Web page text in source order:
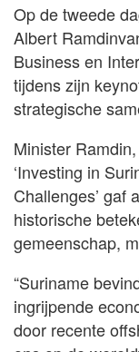
Op de tweede
Albert
Business en
tijdens zijn
strategische
Minister
‘Investing in
Challenges’ gaf
historische
gemeenschap,
“Suriname
ingrijpende
door recente